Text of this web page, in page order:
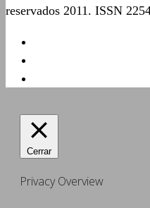
reservados 2011. ISSN
Cerrar
Privacy Overview